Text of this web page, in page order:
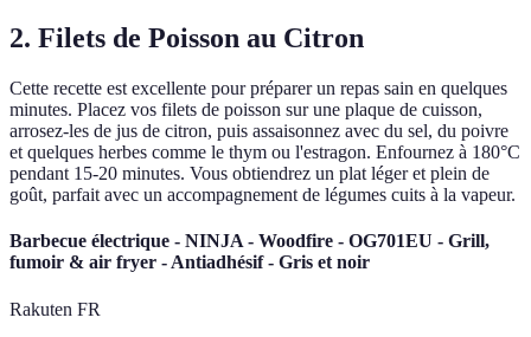
2. Filets de Poisson au Citron
Cette recette est excellente pour préparer un repas sain en quelques
minutes. Placez vos filets de poisson sur une plaque de cuisson,
arrosez-les de jus de citron, puis assaisonnez avec du sel, du poivre
et quelques herbes comme le thym ou l'estragon. Enfournez à 180°C
pendant 15-20 minutes. Vous obtiendrez un plat léger et plein de
goût, parfait avec un accompagnement de légumes cuits à la vapeur.
Barbecue électrique - NINJA - Woodfire - OG701EU - Grill,
fumoir & air fryer - Antiadhésif - Gris et noir
Rakuten FR